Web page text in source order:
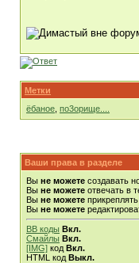
Метки
ёбаное по3орище....
Ваши права в разделе
Вы не можете создавать
Вы не можете отвечать в
Вы не можете
Вы не можете
BB коды Вкл.
Смайлы Вкл.
[IMG] код Вкл.
HTML код Выкл.